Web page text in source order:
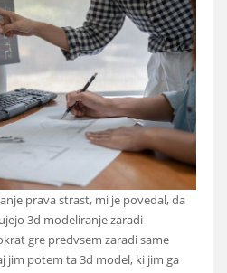
prava strast, mi je povedal, da
3d modeliranje zaradi
gre predvsem zaradi same
jim potem ta 3d model, ki jim ga